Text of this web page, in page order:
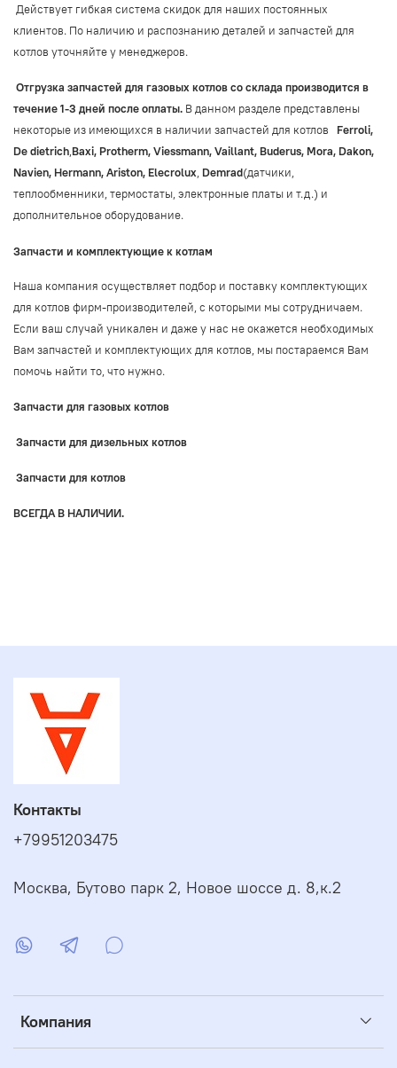
Действует гибкая система скидок для наших постоянных
клиентов. По наличию и распознанию деталей и запчастей для
котлов уточняйте у менеджеров.
Отгрузка запчастей для газовых котлов со склада производится в
течение 1-3 дней после оплаты. В данном разделе представлены
некоторые из имеющихся в наличии запчастей для котлов
Ferroli,
De dietrich,Baxi, Protherm, Viessmann,Vaillant, Buderus, Mora, Dakon,
Navien, Hermann, Ariston, Elecrolux, Demrad(датчики,
теплообменники, термостаты, электронные платы и т.д.) и
дополнительное оборудование.
Запчасти и комплектующие к котлам
Наша компания осуществляет подбор и поставку комплектующих
для котлов фирм-производителей, с которыми мы сотрудничаем.
Если ваш случай уникален и даже у нас не окажется необходимых
Вам запчастей и комплектующих для котлов, мы постараемся Вам
помочь найти то, что нужно.
Запчасти для газовых котлов
Запчасти для дизельных котлов
Запчасти для котлов
ВСЕГДА В НАЛИЧИИ.
Компания
Контакты
+79951203475
Москва, Бутово парк 2, Новое шоссе д. 8,к.2